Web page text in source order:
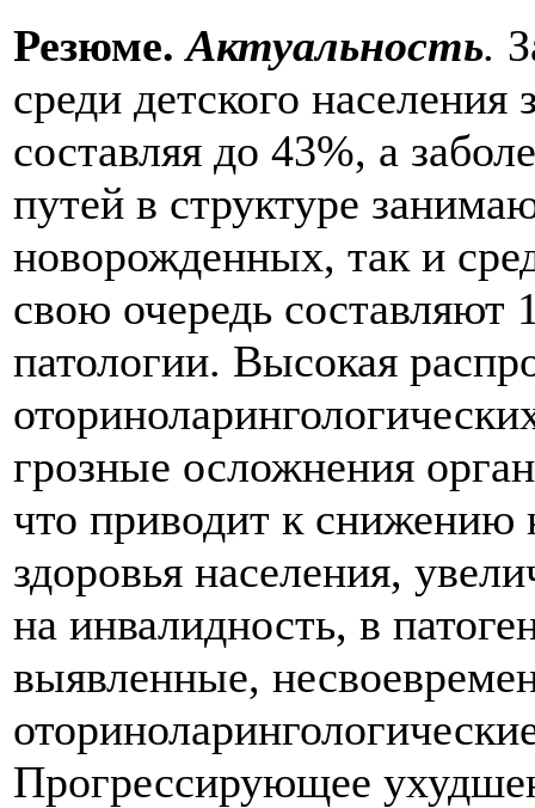
Резюме.Актуальность.
среди детского
составляя до 43%, а
путей в структуре
новорожденных, так и
свою очередь
патологии. Высокая
грозные осложнения
что приводит к снижению
здоровья населения,
на инвалидность, в
выявленные,
Прогрессирующее